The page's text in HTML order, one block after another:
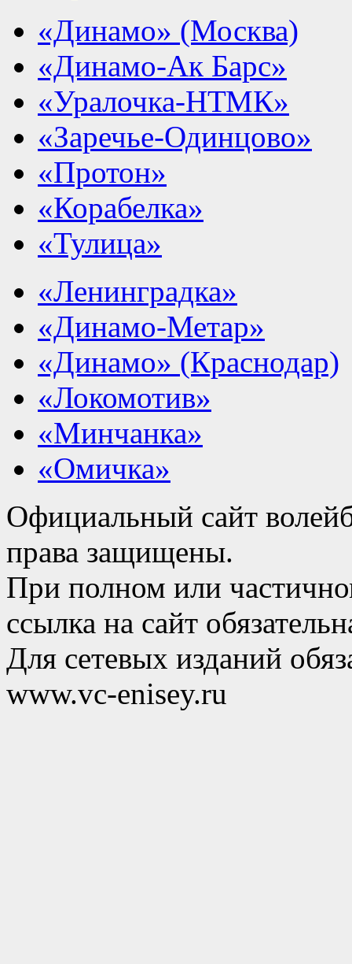
«Динамо» (Москва)
«Динамо-Ак Барс»
«Уралочка-НТМК»
«Заречье-Одинцово»
«Протон»
«Корабелка»
«Тулица»
«Ленинградка»
«Динамо-Метар»
«Динамо» (Краснодар)
«Локомотив»
«Минчанка»
«Омичка»
Официальный сайт
права защищены.
При полном или
ссылка на сайт
Для сетевых изданий
www.vc-enisey.ru